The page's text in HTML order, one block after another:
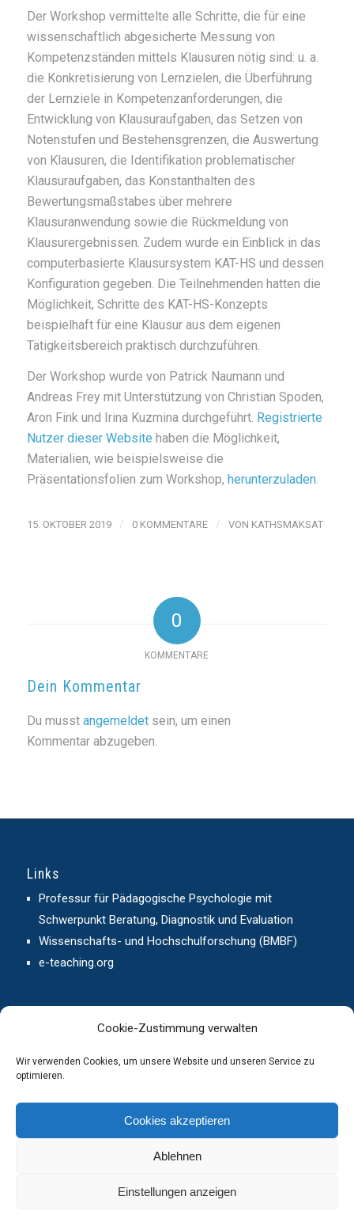
Cookie-Zustimmung verwalten
Wir verwenden Cookies, um unsere Website und unseren Service zu
optimieren.
Cookies akzeptieren
Ablehnen
Einstellungen anzeigen
Der Workshop vermittelte alle Schritte, die für eine
wissenschaftlich abgesicherte Messung von
Kompetenzständen mittels Klausuren nötig sind: u. a.
die Konkretisierung von Lernzielen, die Überführung
der Lernziele in Kompetenzanforderungen, die
Entwicklung von Klausuraufgaben, das Setzen von
Notenstufen und Bestehensgrenzen, die Auswertung
von Klausuren, die Identifikation problematischer
Klausuraufgaben, das Konstanthalten des
Bewertungsmaßstabes über mehrere
Klausuranwendung sowie die Rückmeldung von
Klausurergebnissen. Zudem wurde ein Einblick in das
computerbasierte Klausursystem KAT-HS und dessen
Konfiguration gegeben. Die Teilnehmenden hatten die
Möglichkeit, Schritte des KAT-HS-Konzepts
beispielhaft für eine Klausur aus dem eigenen
Tätigkeitsbereich praktisch durchzuführen.
Der Workshop wurde von Patrick Naumann und
Andreas Frey mit Unterstützung von Christian Spoden,
Aron Fink und Irina Kuzmina durchgeführt. Registrierte
Nutzer dieser Website haben die Möglichkeit,
Materialien, wie beispielsweise die
Präsentationsfolien zum Workshop, herunterzuladen.
15. OKTOBER 2019 / 0 KOMMENTARE / VON KATHSMAKSAT
0
KOMMENTARE
Dein Kommentar
Du musst angemeldetsein, um einen
Kommentar abzugeben.
Links
Professur für Pädagogische Psychologie mit
Schwerpunkt Beratung, Diagnostik und Evaluation
Wissenschafts- und Hochschulforschung (BMBF)
e-teaching.org
Kontakt
E-Mail an das Projekt KAT-HS